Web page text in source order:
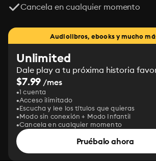
Cancela en cualquier momento
Audiolibros, ebooks y mucho
Unlimited
Dale play a tu próxima historia
$7.99 /mes
1 cuenta
Acceso ilimitado
Escucha y lee los títulos que quieras
Modo sin conexión + Modo Infantil
Cancela en cualquier momento
Pruébalo ahora